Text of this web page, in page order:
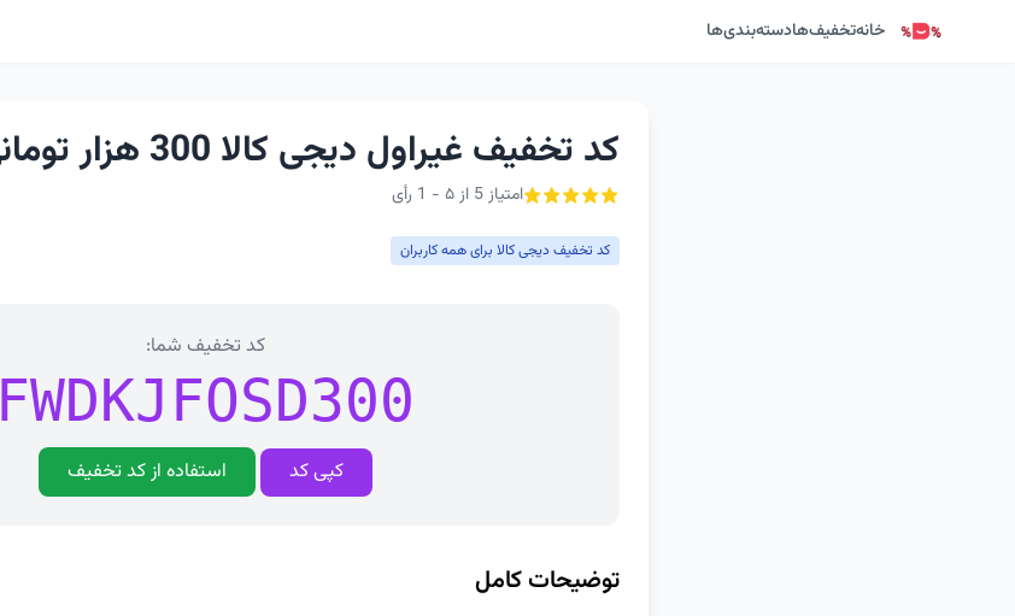
خانهتخفیف‌هادسته‌بندی‌ها
کد تخفیف غیراول دیجی کالا 300 هزار تومانی
امتیاز 5 از ۵ - 1 رأی
کد تخفیف دیجی کالا برای همه کاربران
کد تخفیف شما:
FWDKJFOSD300
کپی کد استفاده از کد تخفیف
توضیحات کامل